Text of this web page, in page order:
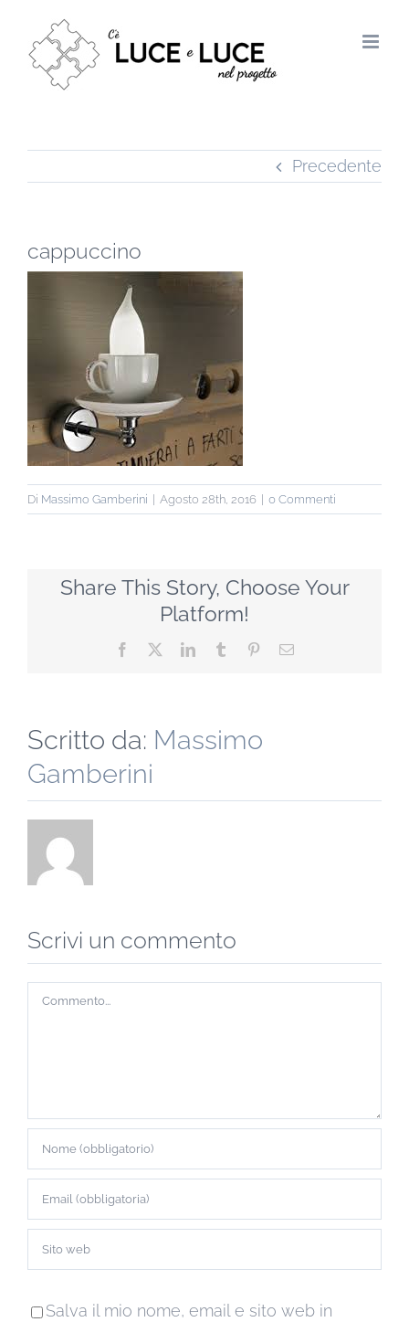
contenuto
Precedente
cappuccino
Di Massimo Gamberini Agosto 28th, 2016 0 Commenti
Share This Story, Choose Your
Platform!
Facebook LinkedInTumblr PinterestEmail
Scritto da: Massimo
Gamberini
Scrivi un commento
Commento
Salva il mio nome, email e sito web in